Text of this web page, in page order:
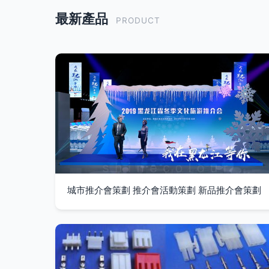
最新產品 PRODUCT
城市推介會策劃 推介會活動策劃 新品推介會策劃